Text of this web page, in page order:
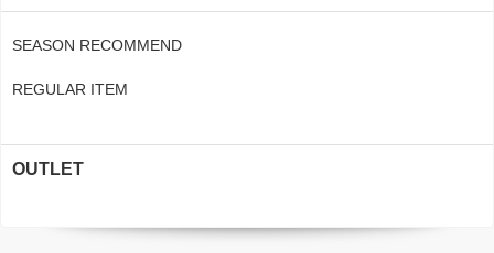
SEASON RECOMMEND
REGULAR ITEM
OUTLET